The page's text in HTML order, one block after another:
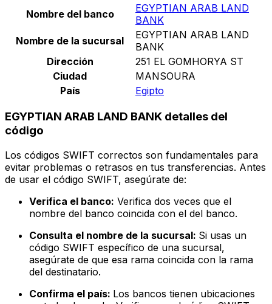
Nombre del banco
EGYPTIAN ARAB LAND
BANK
Nombre de la sucursal
EGYPTIAN ARAB LAND
BANK
Dirección
251 EL GOMHORYA ST
Ciudad
MANSOURA
País
Egipto
EGYPTIAN ARAB LAND BANK detalles del
código
Los códigos SWIFT correctos son fundamentales para
evitar problemas o retrasos en tus transferencias. Antes
de usar el código SWIFT, asegúrate de:
Verifica el banco: Verifica dos veces que el
nombre del banco coincida con el del banco.
Consulta el nombre de la sucursal: Si usas un
código SWIFT específico de una sucursal,
asegúrate de que esa rama coincida con la rama
del destinatario.
Confirma el país: Los bancos tienen ubicaciones